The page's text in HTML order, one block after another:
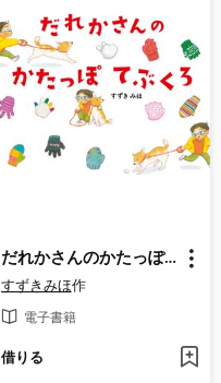
だれかさんのかたっぽてぶくろ
すずきみほ作
電子書籍
借りる